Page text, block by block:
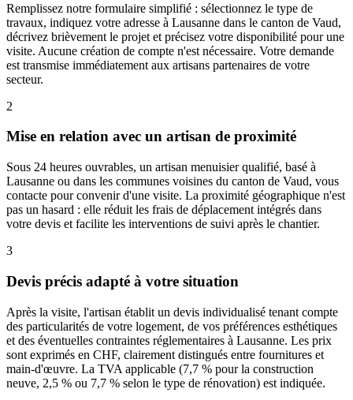
Remplissez notre formulaire simplifié : sélectionnez le type de
travaux, indiquez votre adresse à Lausanne dans le canton de Vaud,
décrivez brièvement le projet et précisez votre disponibilité pour une
visite. Aucune création de compte n'est nécessaire. Votre demande
est transmise immédiatement aux artisans partenaires de votre
secteur.
2
Mise en relation avec un artisan de proximité
Sous 24 heures ouvrables, un artisan menuisier qualifié, basé à
Lausanne ou dans les communes voisines du canton de Vaud, vous
contacte pour convenir d'une visite. La proximité géographique n'est
pas un hasard : elle réduit les frais de déplacement intégrés dans
votre devis et facilite les interventions de suivi après le chantier.
3
Devis précis adapté à votre situation
Après la visite, l'artisan établit un devis individualisé tenant compte
des particularités de votre logement, de vos préférences esthétiques
et des éventuelles contraintes réglementaires à Lausanne. Les prix
sont exprimés en CHF, clairement distingués entre fournitures et
main-d'œuvre. La TVA applicable (7,7 % pour la construction
neuve, 2,5 % ou 7,7 % selon le type de rénovation) est indiquée.